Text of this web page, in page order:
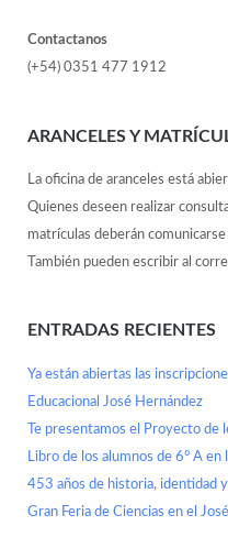
Contactanos
(+54) 0351 477 1912
ARANCELES Y
La oficina de aranceles está
Quienes deseen realizar
matrículas deberán
También pueden escribir al
ENTRADAS RECIENTES
Ya están abiertas las
Educacional José Hernández
Te presentamos el Proyecto de
Libro de los alumnos de 6° A en
453 años de historia, identidad
Gran Feria de Ciencias en el